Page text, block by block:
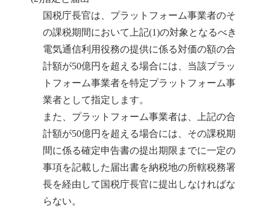
国税庁長官は、プラットフォーム事業者のそ
の課税期間において上記(1)の対象となるべき
電気通信利用役務の提供に係る対価の額の合
計額が50億円を超える場合には、当該プラッ
トフォーム事業者を特定プラットフォーム事
業者として指定します。
また、プラットフォーム事業者は、上記の合
計額が50億円を超える場合には、その課税期
間に係る確定申告書の提出期限までに一定の
事項を記載した届出書を納税地の所轄税務署
長を経由して国税庁長官に提出しなければな
らない。